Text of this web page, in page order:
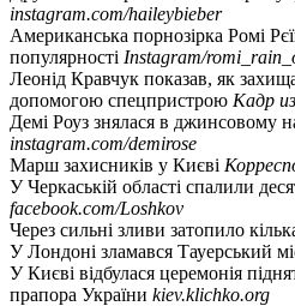
instagram.com/haileybieber
Американська порнозірка Ромі
популярності Instagram/
Леонід Кравчук показав, як
допомогою спецпристрою Кадр
Демі Роуз знялася в джинсовому
instagram.com/demirose
Марш захисників у Києві
У Черкаській області спалили
facebook.com/Loshkov
Через сильні зливи затопило
У Лондоні зламався Тауерський
У Києві відбулася церемонія
прапора України kiev.klichko.org